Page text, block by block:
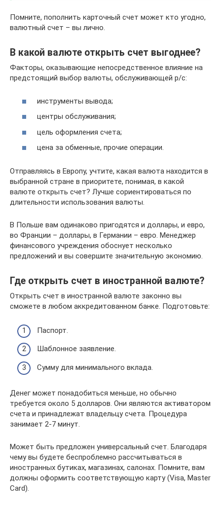
Помните, пополнить карточный счет может кто угодно,
валютный счет – вы лично.
В какой валюте открыть счет выгоднее?
Факторы, оказывающие непосредственное влияние на
предстоящий выбор валюты, обслуживающей р/с:
инструменты вывода;
центры обслуживания;
цель оформления счета;
цена за обменные, прочие операции.
Отправляясь в Европу, учтите, какая валюта находится в
выбранной стране в приоритете, понимая, в какой
валюте открыть счет? Лучше сориентироваться по
длительности использования валюты.
В Польше вам одинаково пригодятся и доллары, и евро,
во Франции – доллары, в Германии – евро. Менеджер
финансового учреждения обоснует несколько
предложений и вы совершите значительную экономию.
Где открыть счет в иностранной валюте?
Открыть счет в иностранной валюте законно вы
сможете в любом аккредитованном банке. Подготовьте:
Паспорт.
Шаблонное заявление.
Сумму для минимального вклада.
Денег может понадобиться меньше, но обычно
требуется около 5 долларов. Они являются активатором
счета и принадлежат владельцу счета. Процедура
занимает 2-7 минут.
Может быть предложен универсальный счет. Благодаря
чему вы будете беспроблемно рассчитываться в
иностранных бутиках, магазинах, салонах. Помните, вам
должны оформить соответствующую карту (Visa, Master
Card).